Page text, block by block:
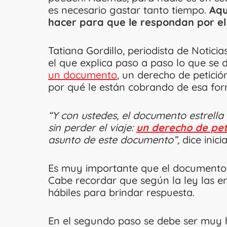
es necesario gastar tanto tiempo.
hacer para que le respondan por
Tatiana Gordillo, periodista de
el que explica paso a paso lo que se
un documento, un derecho de
por qué le están cobrando de esa
“Y con ustedes, el documento
sin perder el viaje: un derecho de
asunto de este documento”, dice
Es muy importante que el
Cabe recordar que según la ley las
hábiles para brindar respuesta.
En el segundo paso se debe ser muy